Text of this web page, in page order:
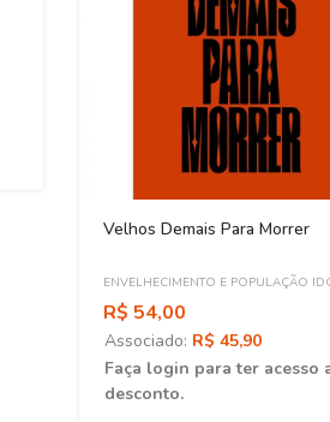
Velhos Demais Para Morrer
ENVELHECIMENTO E POPULAÇÃO
R$ 54,00
Associado: R$ 45,90
Faça login para ter acesso
desconto.